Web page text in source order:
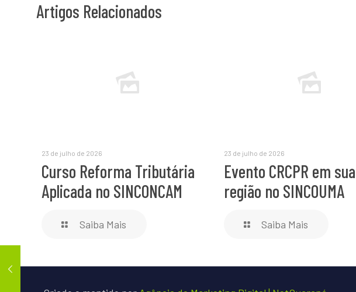
Artigos Relacionados
23 de julho de 2026
Curso Reforma Tributária
Aplicada no SINCONCAM
Saiba Mais
23 de julho de 2026
Evento CRCPR em sua
região no SINCOUMA
Saiba Mais